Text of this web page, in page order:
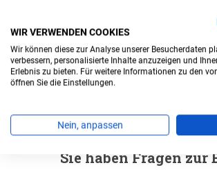
Information zum
Die Turbo Online GmbH ist
Wenn Sie Fragen
Sie haben Fragen
WIR VERWENDEN COOKIES
Wir können diese zur Analyse unserer Besucherdaten
verbessern, personalisierte Inhalte anzuzeigen und
Erlebnis zu bieten. Für weitere Informationen zu den
öffnen Sie die Einstellungen.
Nein, anpassen